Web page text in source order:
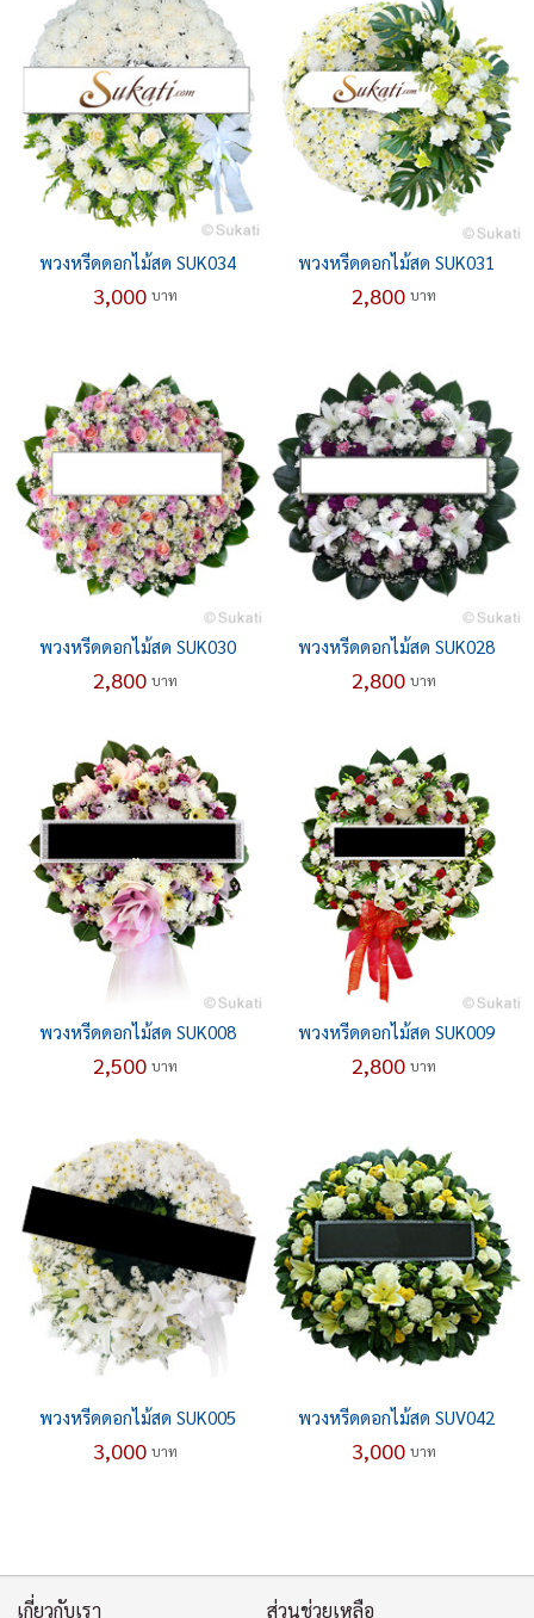
พวงหรีดดอกไม้สด SUK034
3,000 บาท
พวงหรีดดอกไม้สด SUK031
2,800 บาท
พวงหรีดดอกไม้สด SUK030
2,800 บาท
พวงหรีดดอกไม้สด SUK028
2,800 บาท
พวงหรีดดอกไม้สด SUK008
2,500 บาท
พวงหรีดดอกไม้สด SUK009
2,800 บาท
พวงหรีดดอกไม้สด SUK005
3,000 บาท
พวงหรีดดอกไม้สด SUV042
3,000 บาท
เกี่ยวกับเรา ส่วนช่วยเหลือ